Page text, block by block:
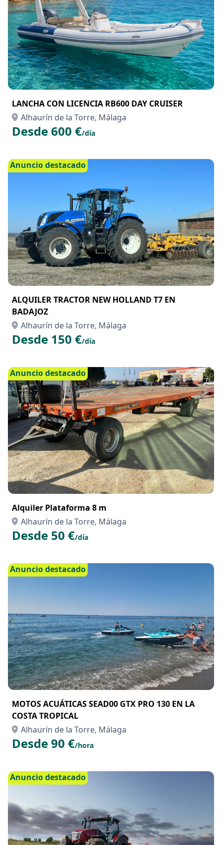
LANCHA CON LICENCIA RB600 DAY CRUISER
Alhaurín de la Torre, Málaga
Desde 600 €/día
Anuncio destacado
ALQUILER TRACTOR NEW HOLLAND T7 EN
BADAJOZ
Alhaurín de la Torre, Málaga
Desde 150 €/día
Anuncio destacado
Alquiler Plataforma 8 m
Alhaurín de la Torre, Málaga
Desde 50 €/día
Anuncio destacado
MOTOS ACUÁTICAS SEAD00 GTX PRO 130 EN LA
COSTA TROPICAL
Alhaurín de la Torre, Málaga
Desde 90 €/hora
Anuncio destacado